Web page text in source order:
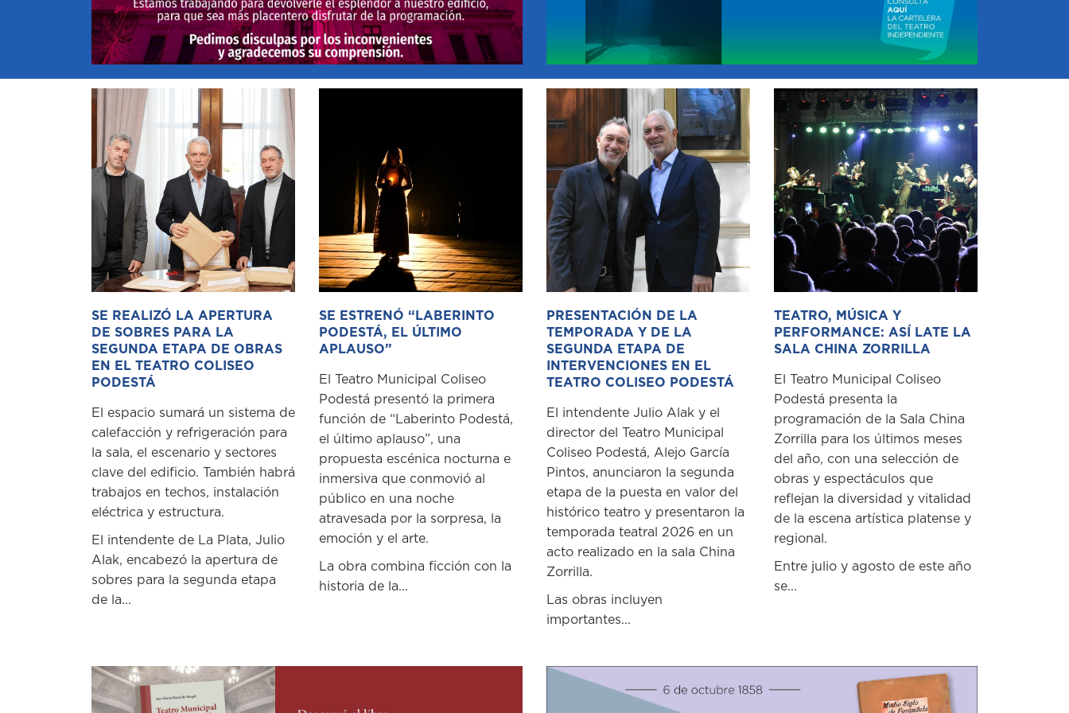
SE REALIZÓ LA APERTURA
DE SOBRES PARA LA
SEGUNDA ETAPA DE OBRAS
EN EL TEATRO COLISEO
PODESTÁ
El espacio sumará un sistema de
calefacción y refrigeración para
la sala, el escenario y sectores
clave del edificio. También habrá
trabajos en techos, instalación
eléctrica y estructura.
El intendente de La Plata, Julio
Alak, encabezó la apertura de
sobres para la segunda etapa
de la...
SE ESTRENÓ “LABERINTO
PODESTÁ, EL ÚLTIMO
APLAUSO”
El Teatro Municipal Coliseo
Podestá presentó la primera
función de “Laberinto Podestá,
el último aplauso”, una
propuesta escénica nocturna e
inmersiva que conmovió al
público en una noche
atravesada por la sorpresa, la
emoción y el arte.
La obra combina ficción con la
historia de la...
PRESENTACIÓN DE LA
TEMPORADA Y DE LA
SEGUNDA ETAPA DE
INTERVENCIONES EN EL
TEATRO COLISEO PODESTÁ
El intendente Julio Alak y el
director del Teatro Municipal
Coliseo Podestá, Alejo García
Pintos, anunciaron la segunda
etapa de la puesta en valor del
histórico teatro y presentaron la
temporada teatral 2026 en un
acto realizado en la sala China
Zorrilla.
Las obras incluyen
importantes...
TEATRO, MÚSICA Y
PERFORMANCE: ASÍ LATE LA
SALA CHINA ZORRILLA
El Teatro Municipal Coliseo
Podestá presenta la
programación de la Sala China
Zorrilla para los últimos meses
del año, con una selección de
obras y espectáculos que
reflejan la diversidad y vitalidad
de la escena artística platense y
regional.
Entre julio y agosto de este año
se...